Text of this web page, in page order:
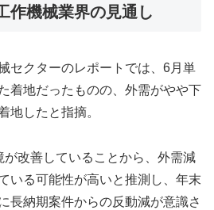
作機械業界の見通し
セクターのレポートでは、6月単
着地だったものの、外需がやや下
地したと指摘。
改善していることから、外需減
いる可能性が高いと推測し、年末
長納期案件からの反動減が意識さ